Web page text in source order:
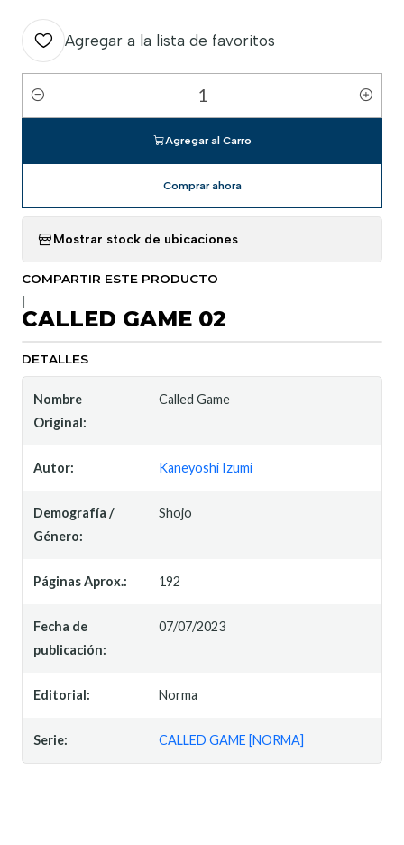
Agregar a la lista de favoritos
Cantidad
Agregar al Carro
Comprar ahora
Mostrar stock de ubicaciones
COMPARTIR ESTE PRODUCTO
CALLED GAME 02
DETALLES
Nombre
Original:
Called Game
Autor: Kaneyoshi Izumi
Demografía /
Género:
Shojo
Páginas Aprox.: 192
Fecha de
publicación:
07/07/2023
Editorial: Norma
Serie: CALLED GAME [NORMA]